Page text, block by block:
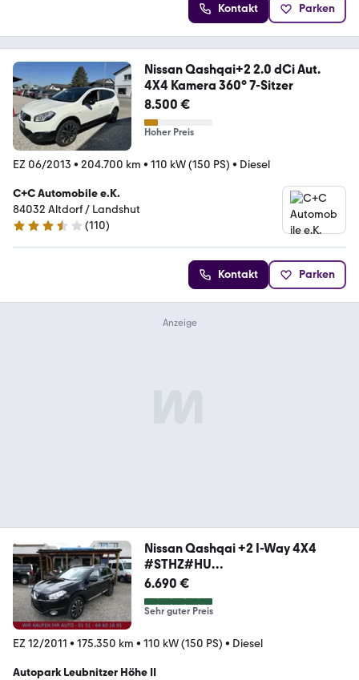
Kontakt Parken
Nissan Qashqai+2 2.0 dCi Aut.
4X4 Kamera 360° 7-Sitzer
8.500 €
Hoher Preis
EZ 06/2013 • 204.700 km • 110 kW (150 PS) • Diesel
C+C Automobile e.K.
84032 Altdorf / Landshut
3.3 Sterne
(110)
Kontakt Parken
Nissan Qashqai +2 I-Way 4X4
#STHZ#HU
3.2027#AHK#STHZ#71
6.690 €
Sehr guter Preis
EZ 12/2011 • 175.350 km • 110 kW (150 PS) • Diesel
Autopark Leubnitzer Höhe II